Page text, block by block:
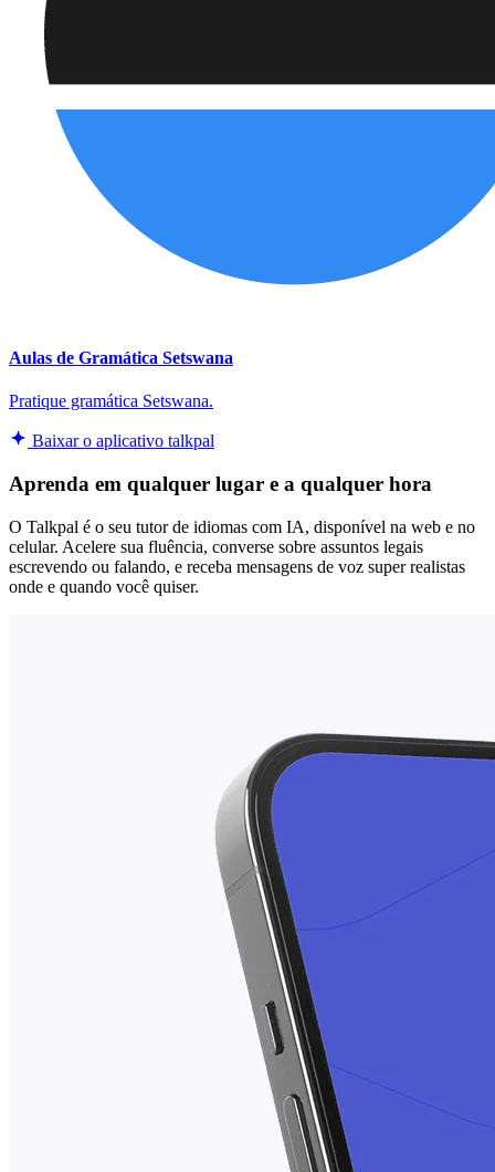
Aulas de Gramática Setswana
Pratique gramática Setswana.
Baixar o aplicativo talkpal
Aprenda em qualquer lugar e a qualquer hora
O Talkpal é o seu tutor de idiomas com IA, disponível na web e no
celular. Acelere sua fluência, converse sobre assuntos legais
escrevendo ou falando, e receba mensagens de voz super realistas
onde e quando você quiser.